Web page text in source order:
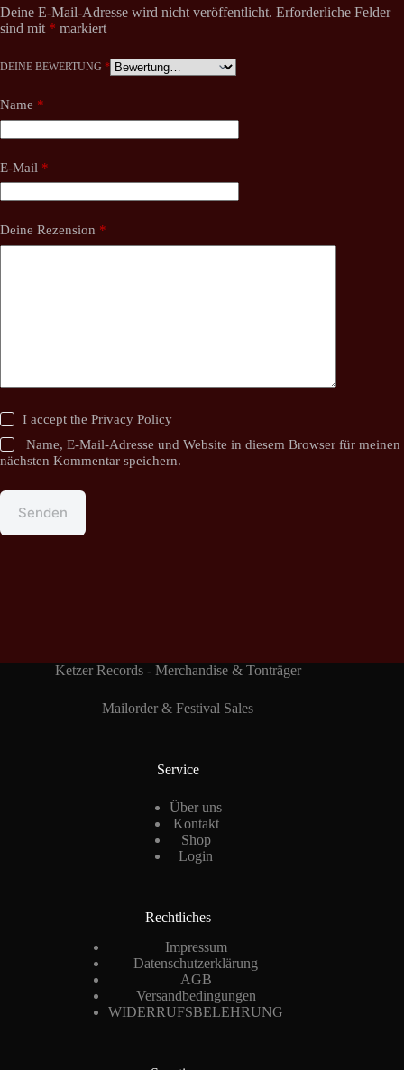
Deine E-Mail-Adresse wird nicht veröffentlicht. Erforderliche Felder
sind mit * markiert
DEINE BEWERTUNG *
Name *
E-Mail *
Deine Rezension *
I accept thePrivacy Policy
Name, E-Mail-Adresse und Website in diesem Browser für meinen
nächsten Kommentar speichern.
Senden
Ketzer Records - Merchandise & Tonträger
Mailorder & Festival Sales
Service
Über uns
Kontakt
Shop
Login
Rechtliches
Impressum
Datenschutzerklärung
AGB
Versandbedingungen
WIDERRUFSBELEHRUNG